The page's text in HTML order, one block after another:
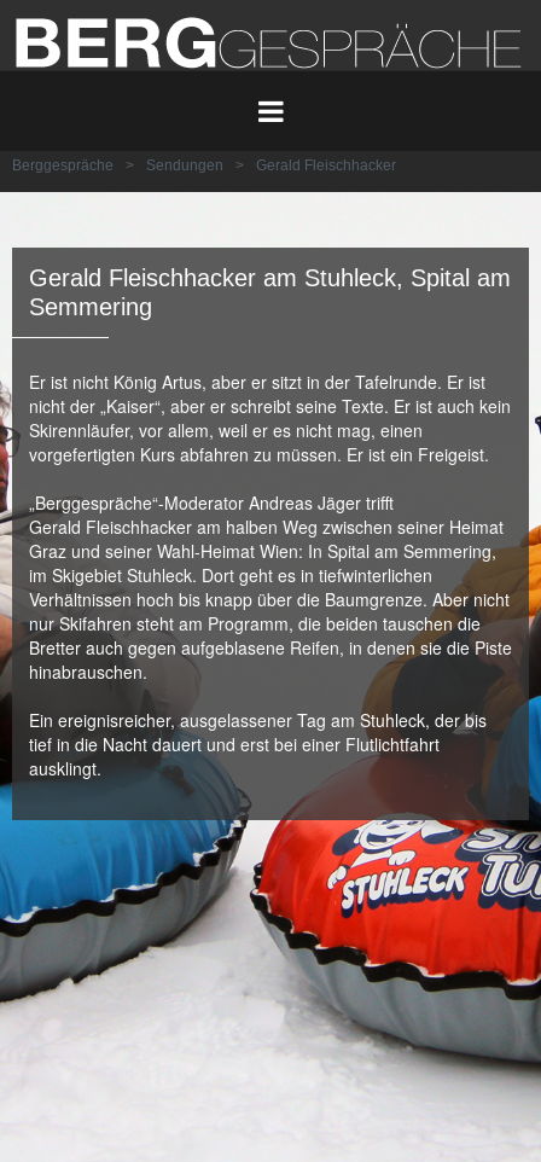
Berggespräche > Sendungen > Gerald Fleischhacker
Gerald Fleischhacker am Stuhleck, Spital am
Semmering
Er ist nicht König Artus, aber er sitzt in der Tafelrunde. Er ist
nicht der „Kaiser“, aber er schreibt seine Texte. Er ist auch kein
Skirennläufer, vor allem, weil er es nicht mag, einen
vorgefertigten Kurs abfahren zu müssen. Er ist ein Freigeist.
„Berggespräche“-Moderator Andreas Jäger trifft
Gerald Fleischhacker am halben Weg zwischen seiner Heimat
Graz und seiner Wahl-Heimat Wien: In Spital am Semmering,
im Skigebiet Stuhleck. Dort geht es in tiefwinterlichen
Verhältnissen hoch bis knapp über die Baumgrenze. Aber nicht
nur Skifahren steht am Programm, die beiden tauschen die
Bretter auch gegen aufgeblasene Reifen, in denen sie die Piste
hinabrauschen.
Ein ereignisreicher, ausgelassener Tag am Stuhleck, der bis
tief in die Nacht dauert und erst bei einer Flutlichtfahrt
ausklingt.